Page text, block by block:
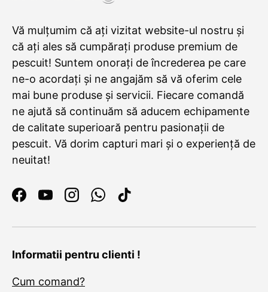
Vă mulțumim că ați vizitat website-ul nostru și
că ați ales să cumpărați produse premium de
pescuit! Suntem onorați de încrederea pe care
ne-o acordați și ne angajăm să vă oferim cele
mai bune produse și servicii. Fiecare comandă
ne ajută să continuăm să aducem echipamente
de calitate superioară pentru pasionații de
pescuit. Vă dorim capturi mari și o experiență de
neuitat!
Facebook
YouTubeInstagram
WhatsApp
TikTok
Informatii pentru clienti !
Cum comand?